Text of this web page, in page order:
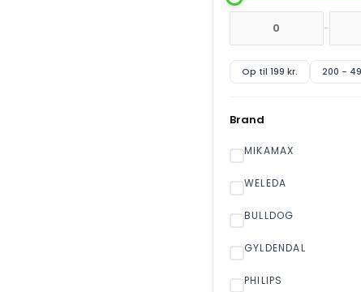
-
Op til 199 kr. 200 -
Brand
MIKAMAX
WELEDA
BULLDOG
GYLDENDAL
PHILIPS